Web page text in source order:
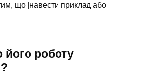
що [навести приклад або
роботу